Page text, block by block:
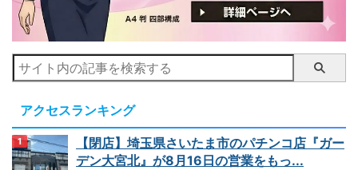
アクセスランキング
【閉店】埼玉県さいたま市のパチンコ店『ガー
デン大宮北』が8月16日の営業をもっ...